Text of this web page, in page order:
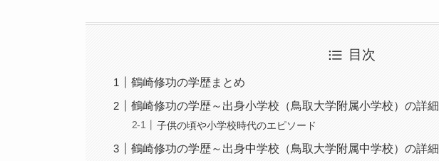
目次
鶴崎修功の学歴まとめ
鶴崎修功の学歴～出身小学校（鳥取大学附属小学校）の詳細
子供の頃や小学校時代のエピソード
鶴崎修功の学歴～出身中学校（鳥取大学附属中学校）の詳細